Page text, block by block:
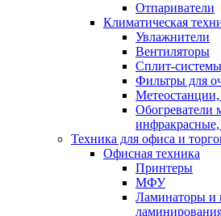
Отпариватели
Климатическая
Увлажнители
Вентиляторы
Сплит-системы
Фильтры для
Обогреватели
Техника для офиса и
Офисная техника
Принтеры
МФУ
Ламинаторы и